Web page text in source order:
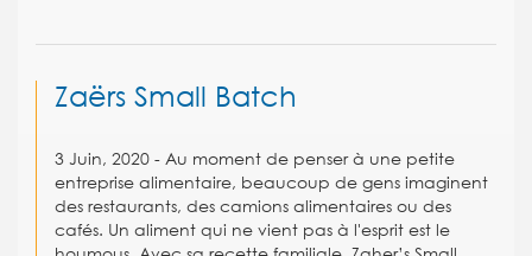
Zaërs Small Batch
3 Juin, 2020 - Au moment de penser à une petite
entreprise alimentaire, beaucoup de gens imaginent
des restaurants, des camions alimentaires ou des
cafés. Un aliment qui ne vient pas à l'esprit est le